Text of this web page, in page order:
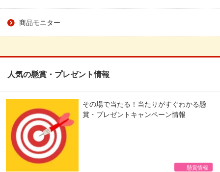
商品モニター
人気の懸賞・プレゼント情報
その場で当たる！当たりがすぐわかる懸
賞・プレゼントキャンペーン情報
懸賞情報